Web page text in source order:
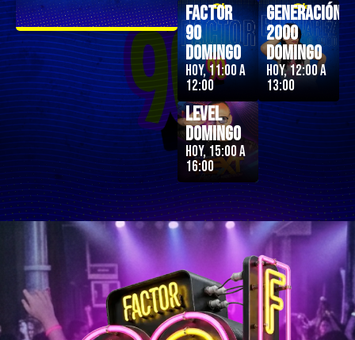
Factor
90
Domingo
Hoy, 11:00 a
12:00
Generación
2000
Domingo
Hoy, 12:00 a
13:00
Next
Level
Domingo
Hoy, 15:00 a
16:00